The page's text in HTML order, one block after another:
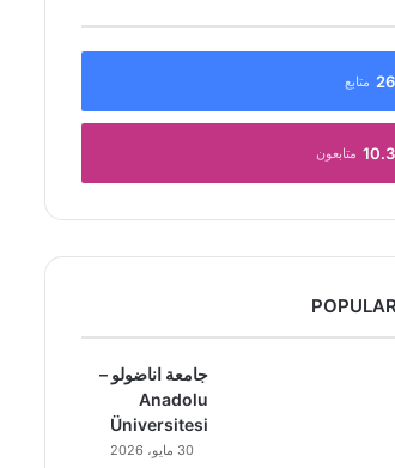
متابع
متابعون
جامعة اناضولو –
Anadolu
Üniversitesi
30 مايو، 2026